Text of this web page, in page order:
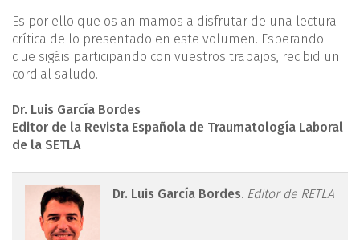
Es por ello que os animamos a disfrutar de una lectura
crítica de lo presentado en este volumen. Esperando
que sigáis participando con vuestros trabajos, recibid un
cordial saludo.
Dr. Luis García Bordes
Editor de la Revista Española de Traumatología Laboral
de la SETLA
retla.05210.fs2211024-
figura1.png
Dr. Luis García Bordes. Editor de RETLA